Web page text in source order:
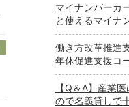
マイナンバーカ
と使えるマイナ
働き方改革推進
年休促進支援コ
【Q＆A】産業
ので名義貸しで